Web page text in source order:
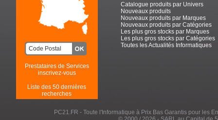
Prestataires de Services
inscrivez-vous
Liste des 50 dernières
recherches
Catalogue produits par Univers
Nouveaux produits
Nouveaux produits par Marques
Nouveaux produits par Catégories
Les plus gros stocks par Marques
Les plus gros stocks par Catégories
Toutes les Actualités Informatiques
PC21.FR - Toute l'Informatique à Prix Bas Garantis pour les